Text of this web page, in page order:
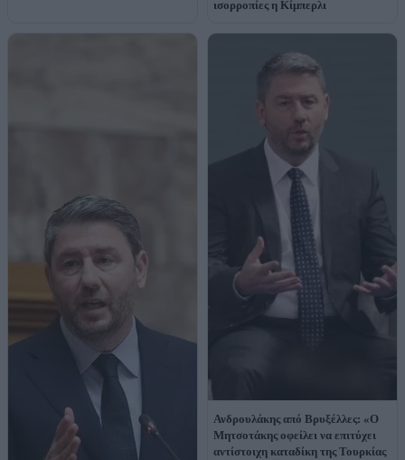
ισορροπίες η Κίμπερλι
Ανδρουλάκης από Βρυξέλλες: «Ο
Μητσοτάκης οφείλει να επιτύχει
αντίστοιχη καταδίκη της Τουρκίας